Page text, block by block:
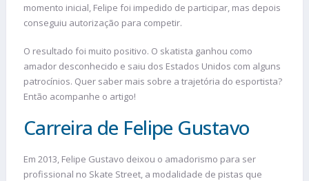
momento inicial, Felipe foi impedido de participar, mas depois
conseguiu autorização para competir.
O resultado foi muito positivo. O skatista ganhou como
amador desconhecido e saiu dos Estados Unidos com alguns
patrocínios. Quer saber mais sobre a trajetória do esportista?
Então acompanhe o artigo!
Carreira de Felipe Gustavo
Em 2013, Felipe Gustavo deixou o amadorismo para ser
profissional no Skate Street, a modalidade de pistas que